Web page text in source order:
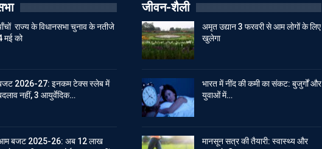
राज्य के विधानसभा चुनाव के नतीजे
मई को
2026-27: इनकम टेक्स स्लेब में
नहीं, 3 आयुर्वेदिक…
बजट 2025-26: अब 12 लाख
जीवन-शैली
अमृत उद्यान 3 फरवरी से आम लोगों के लिए
खुलेगा
भारत में नींद की कमी का संकट: बुजुर्गों और
युवाओं में…
मानसून सत्र की तैयारी: स्वास्थ्य और